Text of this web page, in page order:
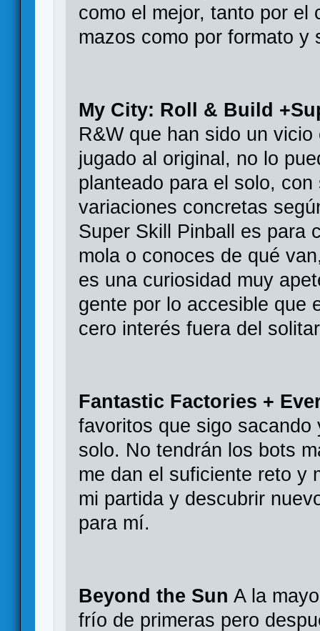
como el mejor, tanto por el
mazos como por formato y
My City: Roll & Build
R&W que han sido un
jugado al original, no lo
planteado para el solo,
variaciones concretas
Super Skill Pinball es para
mola o conoces de qué
es una curiosidad muy
gente por lo accesible que
cero interés fuera del
Fantastic Factories +
favoritos que sigo
solo. No tendrán los bots
me dan el suficiente reto y
mi partida y descubrir
para mí.
Beyond the Sun A la
frío de primeras pero